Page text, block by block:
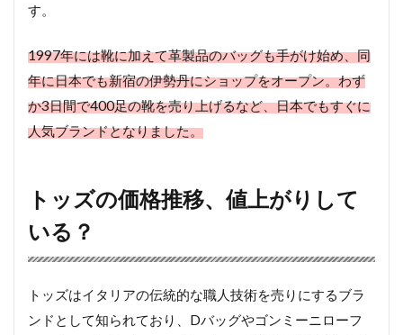
す。
1997年には靴に加えて革製品のバッグも手がけ始め、同
年に日本でも新宿の伊勢丹にショップをオープン。わず
か3日間で400足の靴を売り上げるなど、日本でもすぐに
人気ブランドとなりました。
トッズの価格推移、値上がりして
いる？
トッズはイタリアの伝統的な職人技術を売りにするブラ
ンドとして知られており、Dバッグやゴンミーニローフ